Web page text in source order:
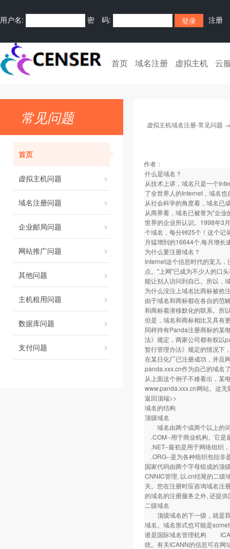
用户名: 密 码: 注册
首页 域名注册 虚拟主机 云
常见问题
首页
虚拟主机问题
域名注册问题
企业邮局问题
网站推广问题
其他问题
主机租用问题
数据库问题
支付问题
虚拟主机域名注册-常见问题
作者：
什么是域名？
从技术上讲，域名只是一个
了全世界人的Internet，域名
从社会科学的角度看，域名已
从商界看，域名已被誉为"企
世界的企业所认识。1998年3
个域名，每分钟25个！这个记
月猛增到的16644个,每月增长
为什么要注册域名？
Internet这个信息时代的宠儿
点。"上网"已成为不少人的口
能让别人访问到自己。所以，
为什么没注上域名比商标被抢
由于域名和商标都在各自的范
和商标着潜移默化的联系。所
但是，域名和商标相比又具有
同样持有Panda注册商标的某
法》规定，两家公司都有权以
暂行管理办法》规定的情况下
在某日化厂已注册成功，并且
panda.xxx.cn作为自己的域名
从上面这个例子不难看出，某
www.panda.xxx.cn网站。这无
返回顶端>>
域名的结构
顶级域名
域名由两个或两个以上的词
.COM--用于商业机构。它是
.NET--最初是用于网络组织
.ORG--是为各种组织包括非
国家代码由两个字母组成的顶
CNNIC管理, 以.cn结尾的二级
关。您在注册时应咨询域名注
的域名的注册服务之外, 还提
二级域名
顶级域名的下一级，就是我
域名。域名形式也可能是
谁是国际域名管理机构
统。有关ICANN的信息可在网